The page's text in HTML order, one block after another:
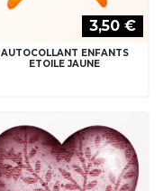
3,50 €
AUTOCOLLANT ENFANTS
ETOILE JAUNE